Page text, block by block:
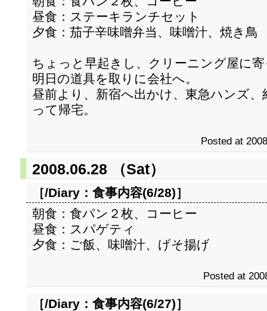
昼食：ステーキランチセット
夕食：茄子辛味噌弁当、味噌汁、焼き鳥
ちょっと早起きし、クリーニング屋に
明日の道具を取りに会社へ。
昼前より、新宿へ出かけ、東急ハンズ
って帰宅。
Posted at
2008.06.28 （Sat）
［/Diary： 食事内容(6/28)］
朝食：食パン２枚、コーヒー
昼食：スパゲティ
夕食：ご飯、味噌汁、げそ揚げ
Posted at
［/Diary： 食事内容(6/27)］